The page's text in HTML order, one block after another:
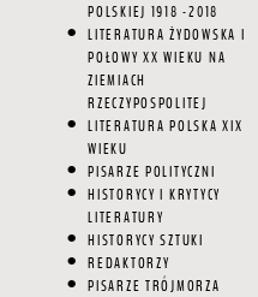
POLSKIEJ 1918 -2018
LITERATURA ŻYDOWSKA I
POŁOWY XX WIEKU NA
ZIEMIACH
RZECZYPOSPOLITEJ
LITERATURA POLSKA XIX
WIEKU
PISARZE POLITYCZNI
HISTORYCY I KRYTYCY
LITERATURY
HISTORYCY SZTUKI
REDAKTORZY
PISARZE TRÓJMORZA